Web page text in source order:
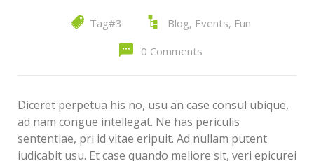
Tag#3 Blog, Events, Fun
0 Comments
Diceret perpetua his no, usu an case consul ubique,
ad nam congue intellegat. Ne has periculis
sententiae, pri id vitae eripuit. Ad nullam putent
iudicabit usu. Et case quando meliore sit, veri epicurei